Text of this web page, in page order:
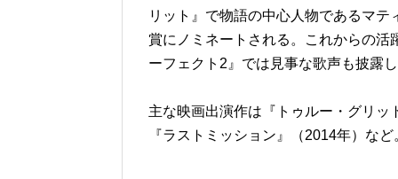
リット』で物語の中心人物であるマ
賞にノミネートされる。これからの
ーフェクト2』では見事な歌声も披露
主な映画出演作は『トゥルー・グリ
『ラストミッション』（2014年）など